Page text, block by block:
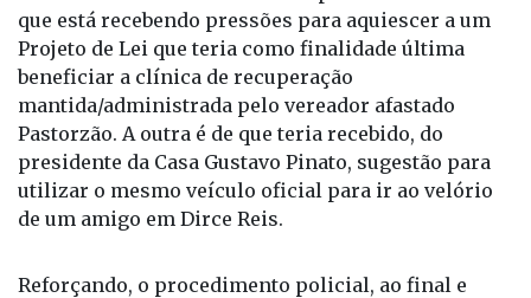
que está recebendo pressões para aquiescer a um
Projeto de Lei que teria como finalidade última
beneficiar a clínica de recuperação
mantida/administrada pelo vereador afastado
Pastorzão. A outra é de que teria recebido, do
presidente da Casa Gustavo Pinato, sugestão para
utilizar o mesmo veículo oficial para ir ao velório
de um amigo em Dirce Reis.
Reforçando, o procedimento policial, ao final e